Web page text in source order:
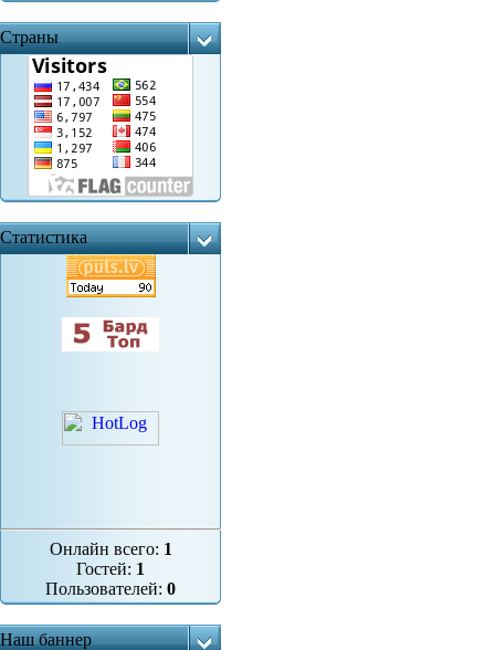
Страны
Статистика
Онлайн всего: 1
Гостей: 1
Пользователей: 0
Наш баннер